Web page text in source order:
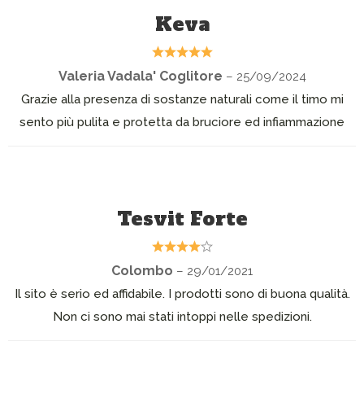
Keva
Valeria Vadala' Coglitore – 25/09/2024
Grazie alla presenza di sostanze naturali come il timo mi
sento più pulita e protetta da bruciore ed infiammazione
Tesvit Forte
Colombo – 29/01/2021
Il sito è serio ed affidabile. I prodotti sono di buona qualità.
Non ci sono mai stati intoppi nelle spedizioni.